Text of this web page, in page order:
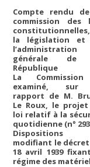
Compte rendu
commission des
la législation et
l’administration
générale de
République
La
examiné,
rapport de M.
Le Roux, le
loi relatif à la
quotidienne (n°
Dispositions
modifiant le
18 avril 1939
régime des